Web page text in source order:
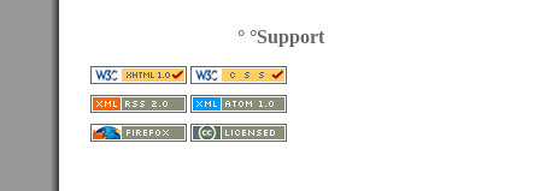
° °Support